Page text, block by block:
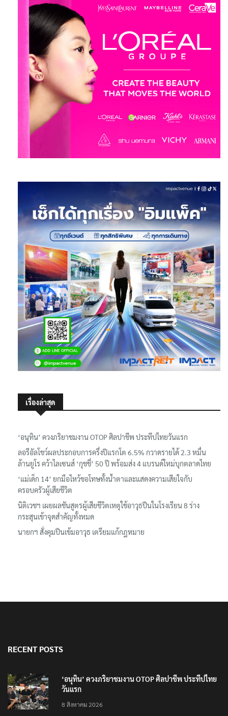
เรื่องล่าสุด
‘อนุทิน’ ควงภริยาชมงาน OTOP ศิลปาชีพ ประทีปไทยวันแรก
ลอรีอัลโชว์ผลประกอบการครึ่งปีแรกโต 6.5% กวาดรายได้ 2.3 หมื่น
ล้านยูโร คว้าไลเซนส์ ‘กุชชี่’ 50 ปี พร้อมส่ง 4 แบรนด์ใหม่บุกตลาดไทย
‘แม่เด็ก 14’ ยกมือไหว้ขอโทษทั้งน้ำตาและแสดงความเสียใจกับ
ครอบครัวผู้เสียชีวิต
นิติเวชฯ เผยผลชันสูตรผู้เสียชีวิตเหตุใช้อาวุธปืนในโรงเรียน 8 ร่าง
กระสุนเข้าจุดสำคัญทั้งหมด
นายกฯ สั่งคุมปืนเข้มอาวุธ เตรียมแก้กฎหมาย
RECENT POSTS
‘อนุทิน’ ควงภริยาชมงาน OTOP ศิลปาชีพ ประทีปไทย
วันแรก
8 สิงหาคม 2026